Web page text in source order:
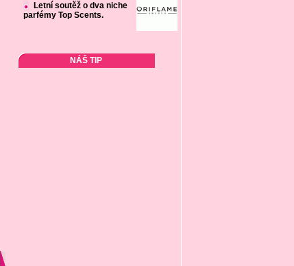
Letní soutěž o dva niche
parfémy Top Scents.
NÁŠ TIP